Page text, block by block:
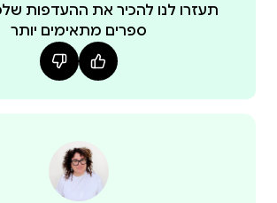
תעזרו לנו להכיר את ההעדפות
ספרים מתאימים יותר